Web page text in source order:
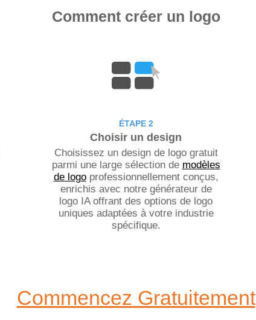
Comment créer un logo
ÉTAPE 2
Choisir un design
Choisissez un design de logo gratuit
parmi une large sélection de modèles
de logoprofessionnellement conçus,
enrichis avec notre générateur de
logo IA offrant des options de logo
uniques adaptées à votre industrie
spécifique.
Commencez Gratuitement